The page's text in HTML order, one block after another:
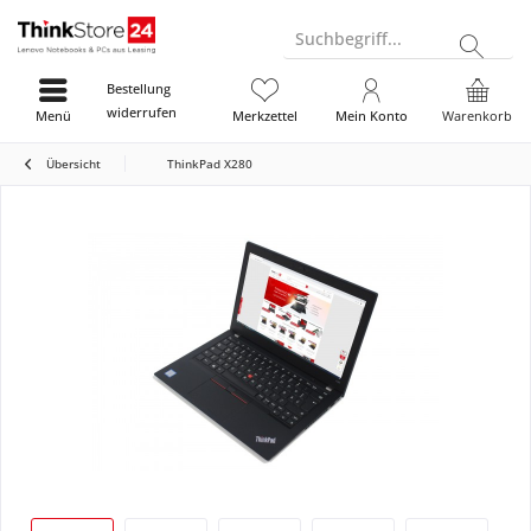
Suchbegriff...
Bestellung
widerrufen
Warenkorb
Merkzettel Mein Konto
Menü
Übersicht ThinkPad X280